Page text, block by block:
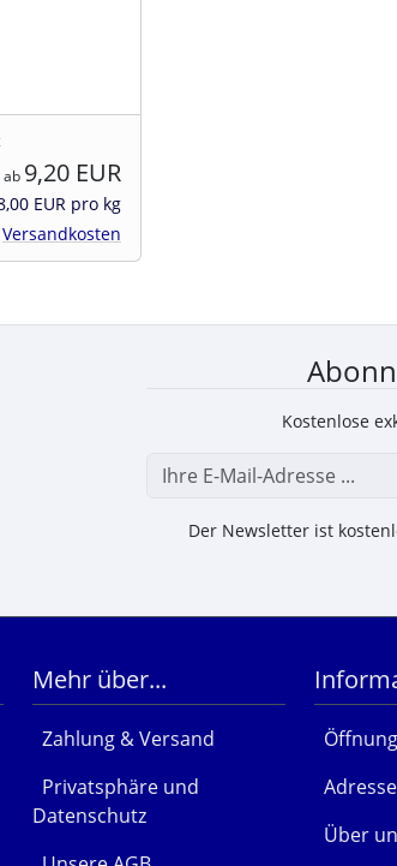
ab 9,20 EUR
EUR pro kg
Versandkosten
Kostenlose
Der Newsletter ist
Mehr über...
Zahlung & Versand
Privatsphäre und
Datenschutz
Adresse
Über